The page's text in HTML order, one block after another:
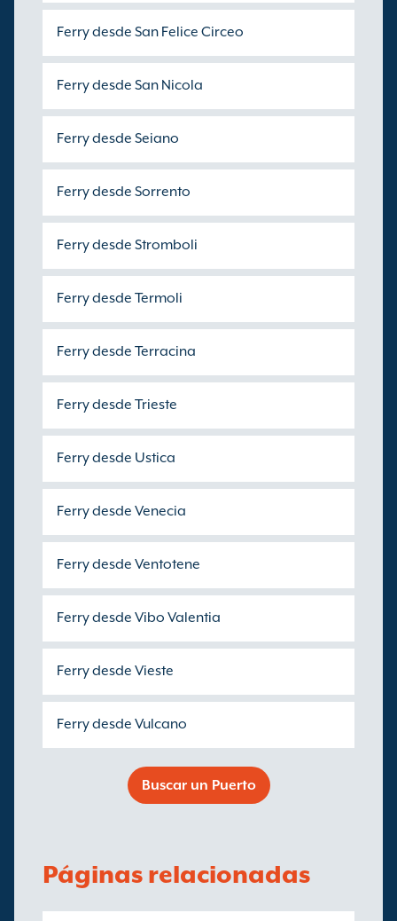
Ferry desde San Felice Circeo
Ferry desde San Nicola
Ferry desde Seiano
Ferry desde Sorrento
Ferry desde Stromboli
Ferry desde Termoli
Ferry desde Terracina
Ferry desde Trieste
Ferry desde Ustica
Ferry desde Venecia
Ferry desde Ventotene
Ferry desde Vibo Valentia
Ferry desde Vieste
Ferry desde Vulcano
Buscar un Puerto
Páginas relacionadas